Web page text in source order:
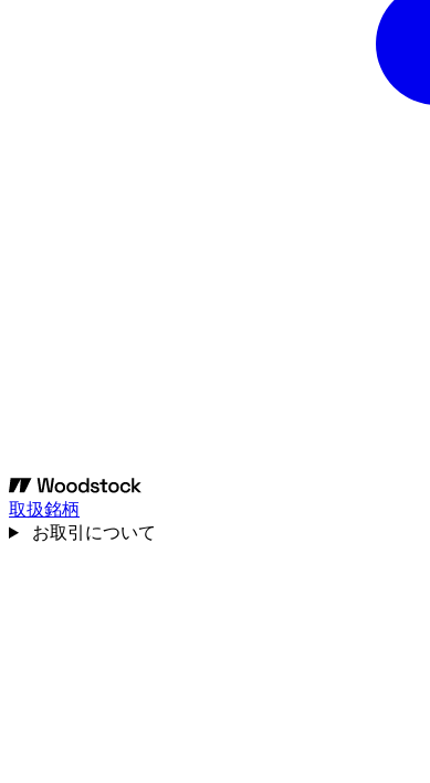
取扱銘柄
お取引について